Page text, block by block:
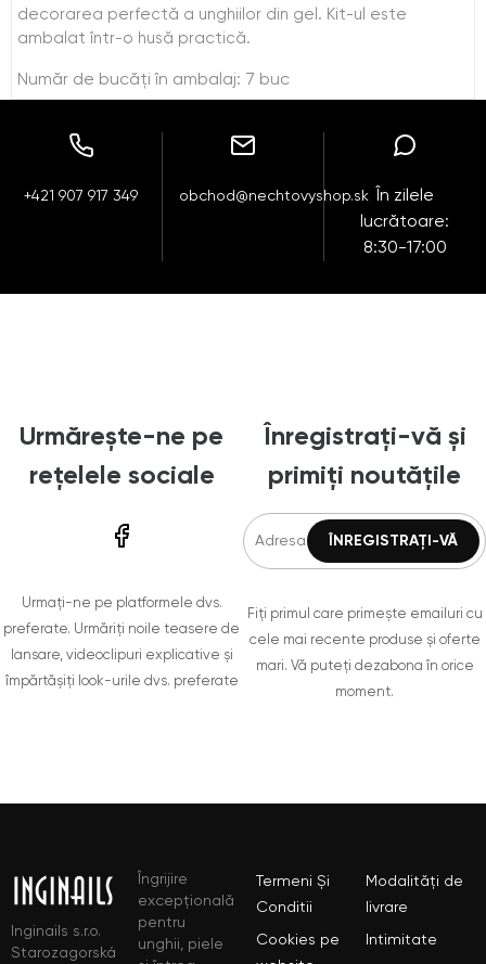
decorarea perfectă a unghiilor din gel. Kit-ul este
ambalat într-o husă practică.
Număr de bucăţi în ambalaj: 7 buc
+421 907 917 349 obchod@nechtovyshop.sk
În zilele
lucrătoare:
8:30-17:00
Urmărește-ne pe
rețelele sociale
Urmați-ne pe platformele dvs.
preferate. Urmăriți noile teasere de
lansare, videoclipuri explicative și
împărtășiți look-urile dvs. preferate
Înregistrați-vă și
primiți noutățile
Fiți primul care primește emailuri cu
cele mai recente produse și oferte
mari. Vă puteți dezabona în orice
moment.
Inginails s.r.o.
Starozagorská
Îngrijire
excepțională
pentru
unghii, piele
Termeni Și
Conditii
Modalități de
livrare
Cookies pe
Intimitate